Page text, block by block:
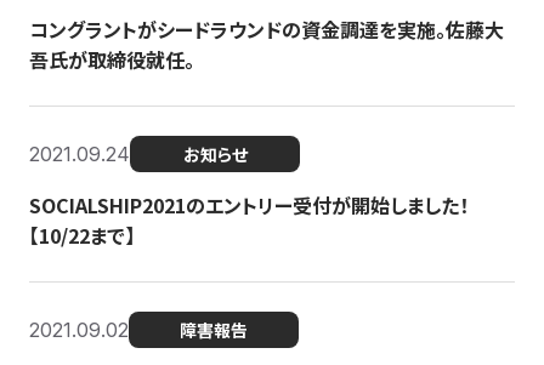
コングラントがシードラウンドの資金調達を実施。佐藤大
吾氏が取締役就任。
2021.09.24 お知らせ
SOCIALSHIP2021のエントリー受付が開始しました！
【10/22まで】
2021.09.02 障害報告